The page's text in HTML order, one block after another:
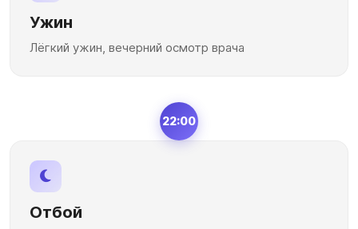
Ужин
Лёгкий ужин, вечерний осмотр врача
22:00
Отбой